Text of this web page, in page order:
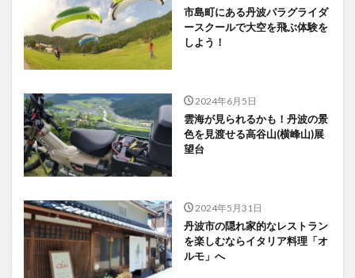
市島町にある丹波パラグライダ
ースクールで大空を飛ぶ体験を
しよう！
2024年6月5日
雲海が見られるかも！丹波の景
色を見渡せる高谷山(横峰山)展
望台
2024年5月31日
丹波市の隠れ家的なレストラン
を楽しむならイタリア料理「オ
ルモ」へ